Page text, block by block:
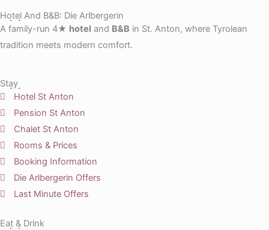
Hotel And B&B: Die Arlbergerin
A family-run 4★ hotel and B&B in St. Anton, where Tyrolean
tradition meets modern comfort.
Stay
Hotel St Anton
Pension St Anton
Chalet St Anton
Rooms & Prices
Booking Information
Die Arlbergerin Offers
Last Minute Offers
Eat & Drink